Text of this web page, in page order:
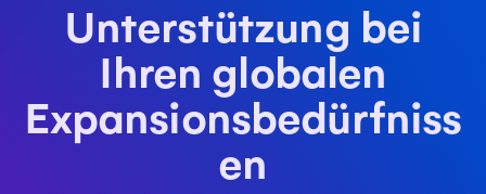
Unterstützung bei
Ihren globalen
Expansionsbedürfniss
en